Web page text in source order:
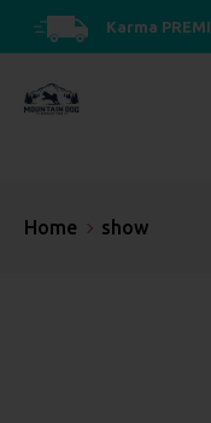
Karma
Home show